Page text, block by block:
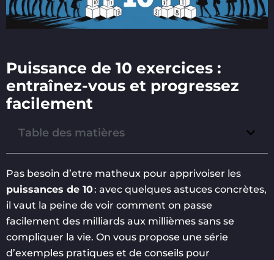
Puissance de 10 exercices :
entraînez-vous et progressez
facilement
Table des matières
Pas besoin d’etre matheux pour apprivoiser les
puissances de 10: avec quelques astuces concrètes,
il vaut la peine de voir comment on passe
facilement des milliards aux millièmes sans se
compliquer la vie. On vous propose une série
d’exemples pratiques et de conseils pour